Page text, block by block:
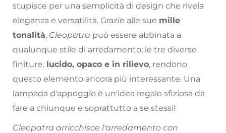
stupisce per una semplicità di design che rivela
eleganza e versatilità. Grazie alle sue mille
tonalità, Cleopatra può essere abbinata a
qualunque stile di arredamento; le tre diverse
finiture, lucido, opaco e in rilievo, rendono
questo elemento ancora più interessante. Una
lampada d'appoggio è un'idea regalo sfiziosa da
fare a chiunque e soprattutto a se stessi!
Cleopatra arricchisce l'arredamento con